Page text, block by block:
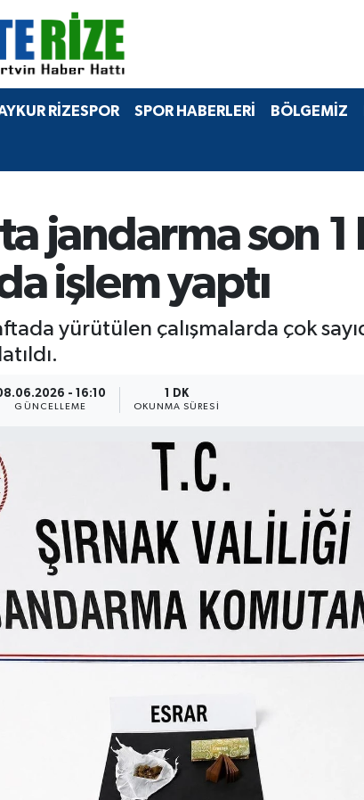
RİZESPOR SPOR HABERLERİ BÖLGEMİZ
jandarma son
işlem yaptı
yürütülen çalışmalarda çok
- 16:10
GÜNCELLEME
1 DK
OKUNMA SÜRESI